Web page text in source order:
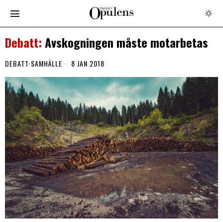
Avskogningen måste motarbetas
DEBATT·SAMHÄLLE 8 JAN 2018